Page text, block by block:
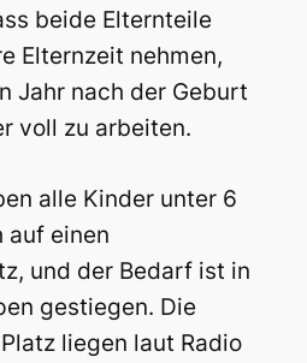
beide Elternteile
Elternzeit nehmen,
Jahr nach der Geburt
voll zu arbeiten.
alle Kinder unter 6
auf einen
und der Bedarf ist in
gestiegen. Die
liegen laut Radio